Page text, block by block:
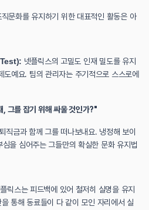
직문화를 유지하기 위한 대표적인 활동은 아
넷플릭스의 고밀도 인재 밀도를 유지
예요. 팀의 관리자는 주기적으로 스스로에
, 그를 잡기 위해 싸울 것인가?"
직금과 함께 그를 떠나보내요. 냉정해 보이
을 심어주는 그들만의 확실한 문화 유지법
릭스는 피드백에 있어 철저히 실명을 유지
통해 동료들이 다 같이 모인 자리에서 실